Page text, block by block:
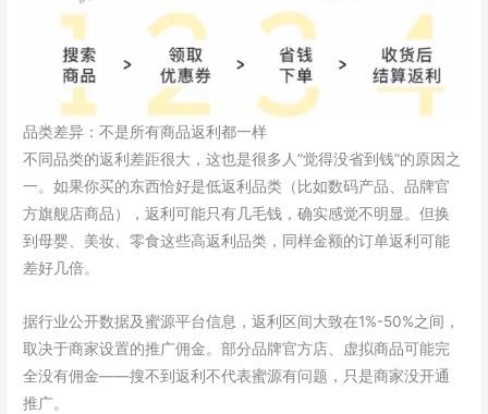
品类差异：不是所有商品返利都一样
不同品类的返利差距很大，这也是很多人”觉得没省到钱”的原因之
一。如果你买的东西恰好是低返利品类（比如数码产品、品牌官
方旗舰店商品），返利可能只有几毛钱，确实感觉不明显。但换
到母婴、美妆、零食这些高返利品类，同样金额的订单返利可能
差好几倍。
据行业公开数据及蜜源平台信息，返利区间大致在1%-50%之间，
取决于商家设置的推广佣金。部分品牌官方店、虚拟商品可能完
全没有佣金——搜不到返利不代表蜜源有问题，只是商家没开通
推广。